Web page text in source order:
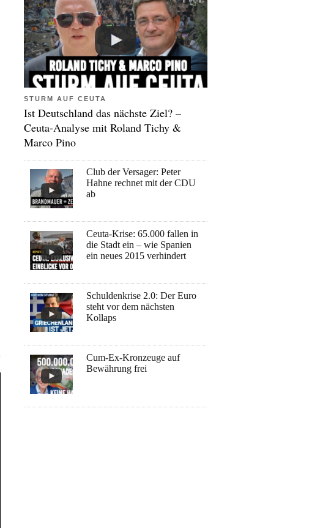
STURM AUF CEUTA
Ist Deutschland das nächste Ziel? –
Ceuta-Analyse mit Roland Tichy &
Marco Pino
Club der Versager: Peter
Hahne rechnet mit der CDU
ab
Ceuta-Krise: 65.000 fallen in
die Stadt ein – wie Spanien
ein neues 2015 verhindert
Schuldenkrise 2.0: Der Euro
steht vor dem nächsten
Kollaps
Cum-Ex-Kronzeuge auf
Bewährung frei